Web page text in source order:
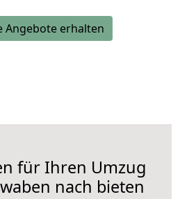
Angebote erhalten
für Ihren Umzug
nach bieten